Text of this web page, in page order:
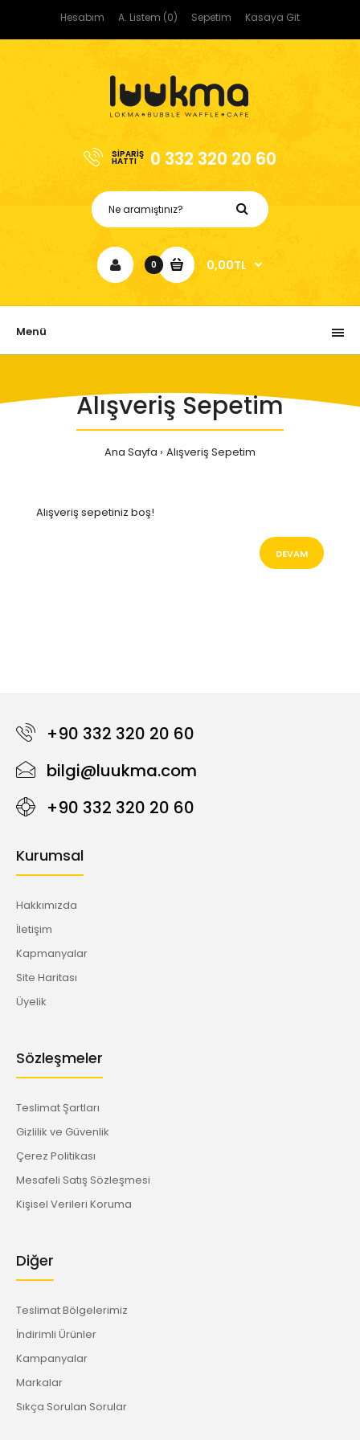
Hesabım A. Listem (0) Sepetim Kasaya Git
SIPARIŞ
HATTI 0 332 320 20 60
0 0,00TL
Menü
Alışveriş Sepetim
Ana Sayfa Alışveriş Sepetim
Alışveriş sepetiniz boş!
DEVAM
+90 332 320 20 60
bilgi@luukma.com
+90 332 320 20 60
Kurumsal
Hakkımızda
İletişim
Kapmanyalar
Site Haritası
Üyelik
Sözleşmeler
Teslimat Şartları
Gizlilik ve Güvenlik
Çerez Politikası
Mesafeli Satış Sözleşmesi
Kişisel Verileri Koruma
Diğer
Teslimat Bölgelerimiz
İndirimli Ürünler
Kampanyalar
Markalar
Sıkça Sorulan Sorular